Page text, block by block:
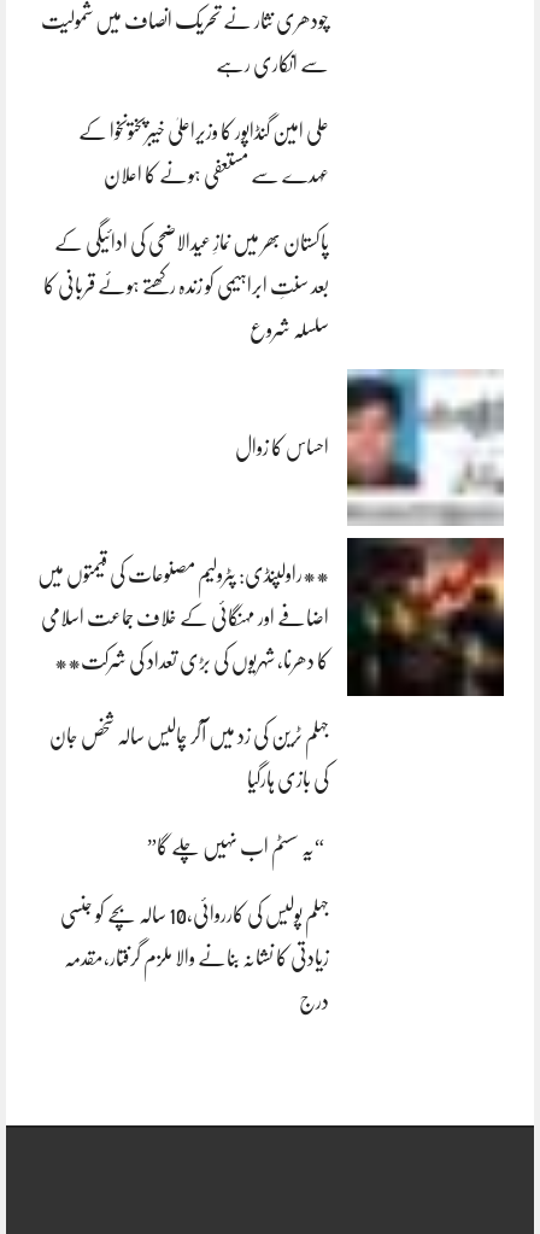
چودھری نثار نے تحریک انصاف میں شمولیت
سے انکاری رہے
علی امین گنڈاپور کا وزیراعلیٰ خیبرپختونخوا کے
عہدے سے مستعفی ہونے کا اعلان
پاکستان بھر میں نمازِ عیدالاضحی کی ادائیگی کے
بعد سنتِ ابراہیمی کو زندہ رکھتے ہوئے قربانی کا
سلسلہ شروع
احساس کا زوال
**راولپنڈی: پٹرولیم مصنوعات کی قیمتوں میں
اضافے اور مہنگائی کے خلاف جماعت اسلامی
کا دھرنا، شہریوں کی بڑی تعداد کی شرکت**
جہلم ٹرین کی زد میں آکر چالیس سالہ شخص جان
کی بازی ہارگیا
“یہ سسٹم اب نہیں چلے گا”
جہلم پولیس کی کارروائی،10 سالہ بچے کو جنسی
زیادتی کا نشانہ بنانے والا ملزم گرفتار،مقدمہ
درج